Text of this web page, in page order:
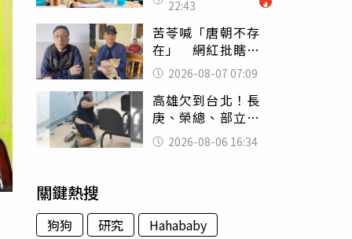
怒嗆：化妝有錯嗎
22:43
苦苓喊「唐朝不存
在」 網紅批瞎編
歷史：李白、杜甫
用鮮卑文寫詩？
2026-08-07 07:09
高雄欠到台北！長
庚、榮總、部立醫
院都受害 「醫療
暴力男」離譜紀錄
2026-08-06 16:34
關鍵熱搜
狗狗 研究
Hahababy